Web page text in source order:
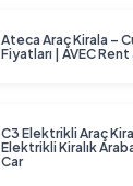
Ateca Araç Kirala –
Fiyatları | AVEC Rent
C3 Elektrikli Araç
Elektrikli Kiralık
Car